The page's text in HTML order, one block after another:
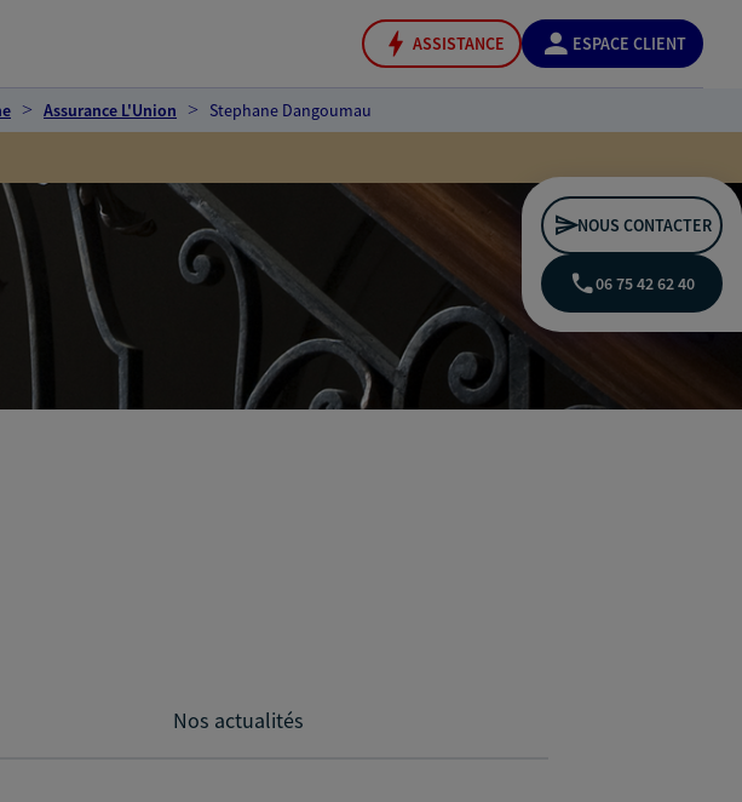
ASSISTANCE ESPACE CLIENT
Assurance L'Union Stephane Dangoumau
NOUS CONTACTER
06 75 42 62 40
Nos actualités